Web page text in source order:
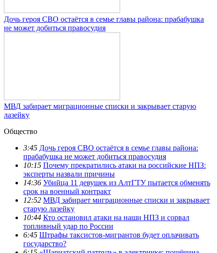
Дочь героя СВО остаётся в семье главы района: прабабушка
не может добиться правосудия
МВД забирает миграционные списки и закрывает старую
лазейку
Общество
3:45 Дочь героя СВО остаётся в семье главы района:
прабабушка не может добиться правосудия
10:15 Почему прекратились атаки на российские НПЗ:
эксперты назвали причины
14:36 Убийца 11 девушек из АлтГТУ пытается обменять
срок на военный контракт
12:52 МВД забирает миграционные списки и закрывает
старую лазейку
10:44 Кто остановил атаки на наши НПЗ и сорвал
топливный удар по России
6:45 Штрафы таксистов-мигрантов будет оплачивать
государство?